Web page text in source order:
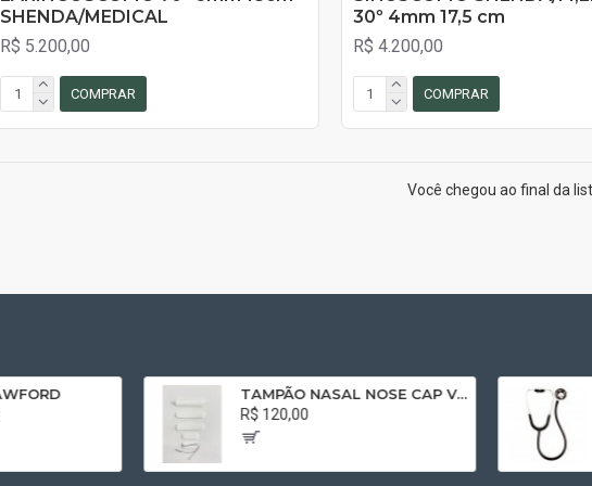
SHENDA/MEDICAL
R$ 5.200,00
COMPRAR
30º 4mm 17,5 cm
R$ 4.200,00
COMPRAR
Você chegou ao final da
Estetoscópio Tycos Welch Allyn Professional Adulto Preto 5079-135
R$ 536,85